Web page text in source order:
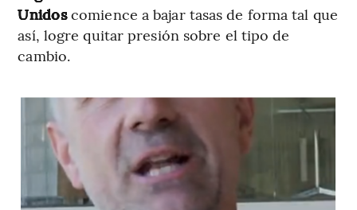
Unidoscomience a bajar tasas de forma tal que
así, logre quitar presión sobre el tipo de
cambio.